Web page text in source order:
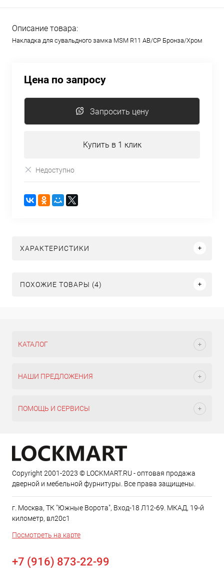
Описание товара:
Накладка для сувальдного замка MSM R11 AB/CP Бронза/Хром
Цена по запросу
Запросить цену
Купить в 1 клик
Недоступно
ХАРАКТЕРИСТИКИ
ПОХОЖИЕ ТОВАРЫ (4)
КАТАЛОГ
НАШИ ПРЕДЛОЖЕНИЯ
ПОМОЩЬ И СЕРВИСЫ
Copyright 2001-2023 © LOCKMART.RU - оптовая продажа
дверной и мебельной фурнитуры. Все права защищены.
г. Москва, ТК "Южные Ворота", Вход-18 Л12-69. МКАД, 19-й
километр, вл20с1
Посмотреть на карте
+7 (916) 873-22-99